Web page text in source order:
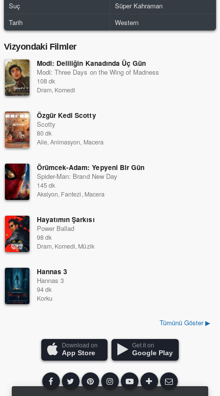
Suç
Süper Kahraman
Tarih
Western
Vizyondaki Filmler
Modi: Deliliğin Kanadında Üç Gün
Modi: Three Days on the Wing of Madness
108 dk
Dram, Komedi
Özgür Kedi Scotty
Scotty
80 dk
Aile, Animasyon, Macera
Örümcek-Adam: Yepyeni Bir Gün
Spider-Man: Brand New Day
145 dk
Aksiyon, Fantezi, Macera
Hayatımın Şarkısı
Power Ballad
98 dk
Dram, Komedi, Müzik
Hannas 3
Hannas 3
94 dk
Korku
Tümünü Göster ▶
Download on
App Store
Get it on
Google Play